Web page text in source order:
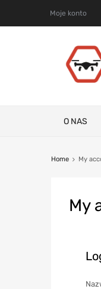
Moje konto
O NAS
Home My
My